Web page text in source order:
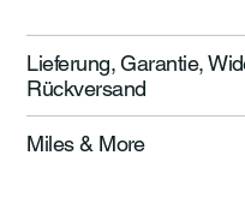
Lieferung, Garantie,
Rückversand
Miles & More